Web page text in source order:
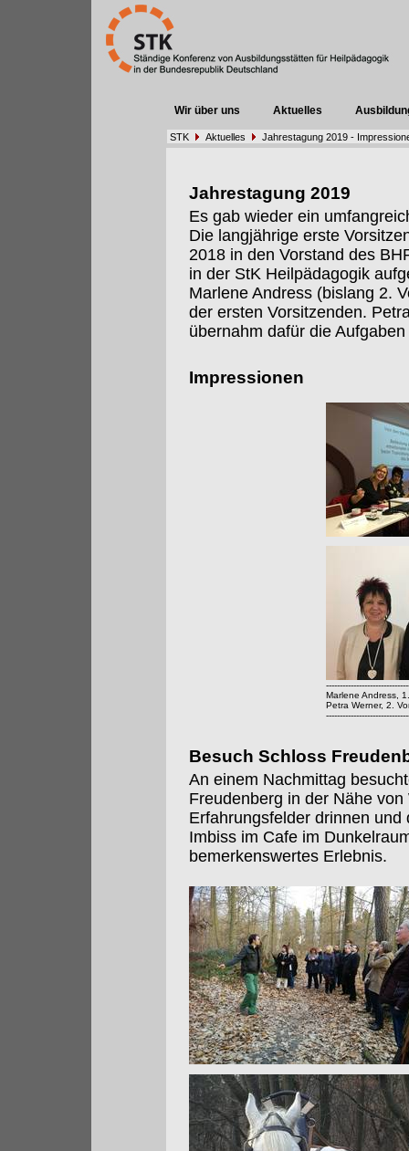
Wir über uns Aktuelles
STK Aktuelles Jahrestagung 2019 -
Jahrestagung 2019
Es gab wieder ein
Die langjährige erste
2018 in den Vorstand des
in der StK Heilpädagogik
Marlene Andress (bislang 2.
der ersten Vorsitzenden.
übernahm dafür die
Impressionen
Marlene Andress,
Petra Werner, 2.
Besuch Schloss
An einem Nachmittag
Freudenberg in der Nähe
Erfahrungsfelder drinnen
Imbiss im Cafe im
bemerkenswertes Erlebnis.